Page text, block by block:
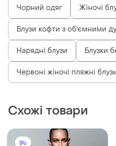
Чорний одяг Жіночі
Блузи кофти з об'ємними
Нарядні блузи Блузки
Червоні жіночі пляжні
Схожі товари